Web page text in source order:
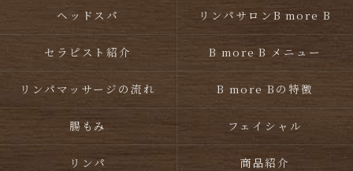
ヘッドスパ リンパサロンB more B
セラピスト紹介 B more B メニュー
リンパマッサージの流れ B more Bの特徴
腸もみ フェイシャル
リンパ 商品紹介